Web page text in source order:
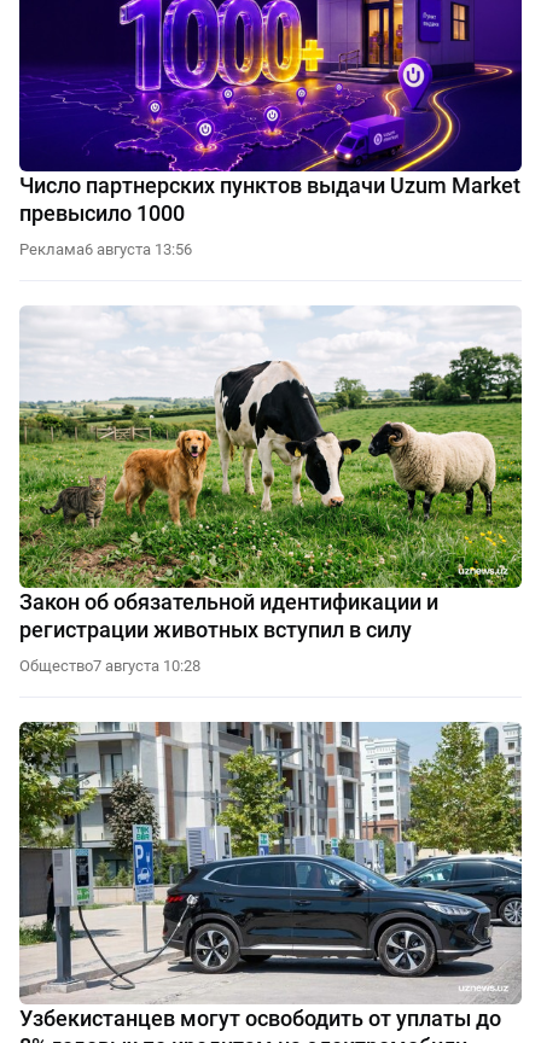
Число партнерских пунктов выдачи Uzum Market
превысило 1000
Реклама6 августа 13:56
Закон об обязательной идентификации и
регистрации животных вступил в силу
Общество7 августа 10:28
Узбекистанцев могут освободить от уплаты до